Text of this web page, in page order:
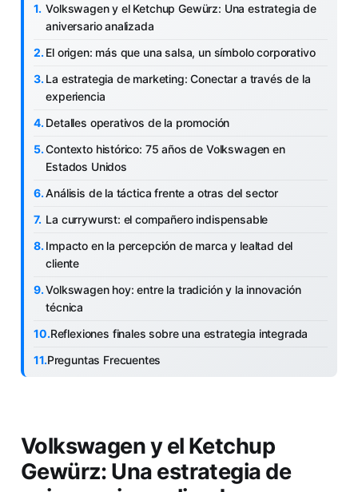
Volkswagen y el Ketchup Gewürz: Una estrategia de
aniversario analizada
El origen: más que una salsa, un símbolo corporativo
La estrategia de marketing: Conectar a través de la
experiencia
Detalles operativos de la promoción
Contexto histórico: 75 años de Volkswagen en
Estados Unidos
Análisis de la táctica frente a otras del sector
La currywurst: el compañero indispensable
Impacto en la percepción de marca y lealtad del
cliente
Volkswagen hoy: entre la tradición y la innovación
técnica
Reflexiones finales sobre una estrategia integrada
Preguntas Frecuentes
Volkswagen y el Ketchup
Gewürz: Una estrategia de